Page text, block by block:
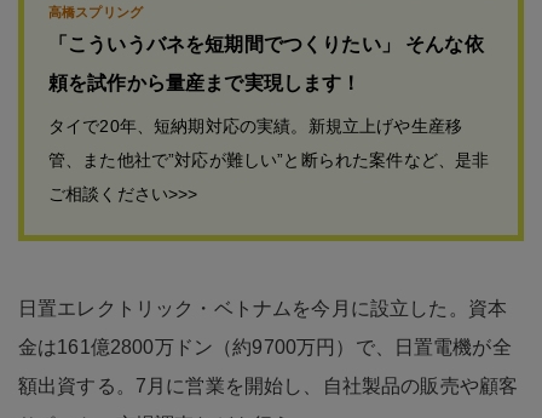
高橋スプリング
「こういうバネを短期間でつくりたい」 そんな依
頼を試作から量産まで実現します！
タイで20年、短納期対応の実績。新規立上げや生産移
管、また他社で”対応が難しい”と断られた案件など、是非
ご相談ください>>>
日置エレクトリック・ベトナムを今月に設立した。資本
金は161億2800万ドン（約9700万円）で、日置電機が全
額出資する。7月に営業を開始し、自社製品の販売や顧客